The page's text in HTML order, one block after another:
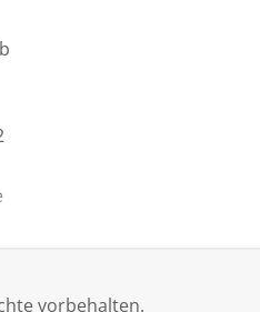
vorbehalten.